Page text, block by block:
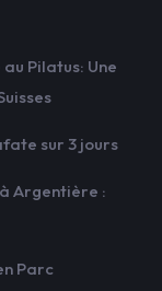
Pilatus: Une
sur 3 jours
Argentière :
Parc